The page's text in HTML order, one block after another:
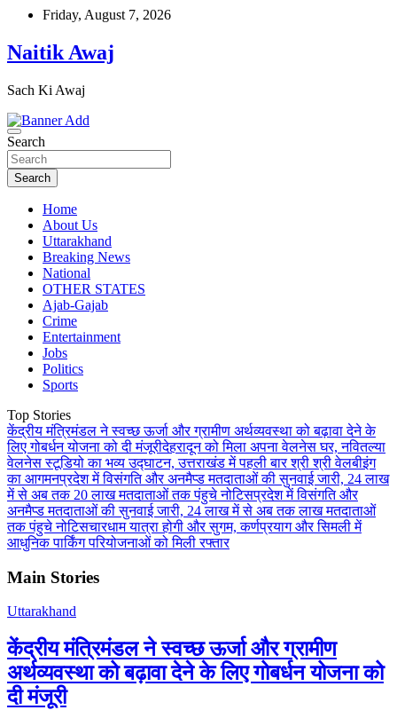
Skip
content
Friday, August 7, 2026
Naitik Awaj
Sach Ki Awaj
Search
Search
Home
About Us
Uttarakhand
Breaking News
National
OTHER STATES
Ajab-Gajab
Crime
Entertainment
Jobs
Politics
Sports
Top Stories
केंद्रीय मंत्रिमंडल ने स्वच्छ ऊर्जा और ग्रामीण अर्थव्यवस्था को बढ़ावा देने के
लिए गोबर्धन योजना को दी मंजूरीदेहरादून को मिला अपना वेलनेस घर, नवितल्या
वेलनेस स्टूडियो का भव्य उद्घाटन, उत्तराखंड में पहली बार श्री श्री वेलबीइंग
का आगमनप्रदेश में विसंगति और अनमैप्ड मतदाताओं की सुनवाई जारी, 24 लाख
में से अब तक 20 लाख मतदाताओं तक पंहुचे नोटिसप्रदेश में विसंगति और
अनमैप्ड मतदाताओं की सुनवाई जारी, 24 लाख में से अब तक लाख मतदाताओं
तक पंहुचे नोटिसचारधाम यात्रा होगी और सुगम, कर्णप्रयाग और सिमली में
आधुनिक पार्किंग परियोजनाओं को मिली रफ्तार
Main Stories
Uttarakhand
केंद्रीय मंत्रिमंडल ने स्वच्छ ऊर्जा और ग्रामीण
अर्थव्यवस्था को बढ़ावा देने के लिए गोबर्धन योजना को
दी मंजूरी